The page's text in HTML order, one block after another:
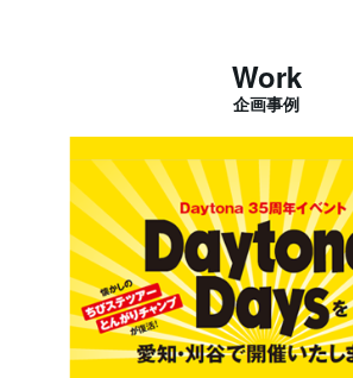
Work
企画事例